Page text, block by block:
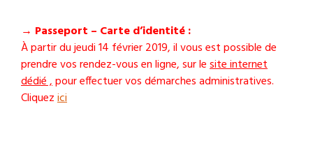
→ Passeport – Carte d’identité :
À partir du jeudi 14 février 2019, il vous est possible de
prendre vos rendez-vous en ligne, sur lesite internet
dédié ,pour effectuer vos démarches administratives.
Cliquezici